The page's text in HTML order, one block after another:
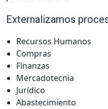
Externalizamos
Recursos Humanos
Compras
Finanzas
Mercadotecnia
Jurídico
Abastecimiento